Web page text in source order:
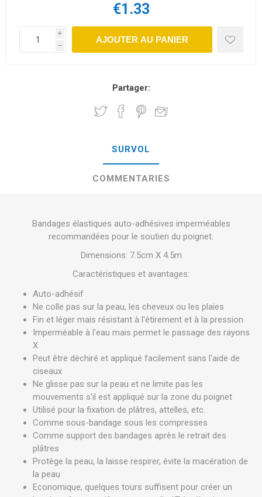
€1.33
i
h
AJOUTER AU PANIER
Partager:
SURVOL
COMMENTARIES
Bandages élastiques auto-adhésives imperméables
recommandées pour le soutien du poignet.
Dimensions: 7.5cm X 4.5m
Caractéristiques et avantages:
Auto-adhésif
Ne colle pas sur la peau, les cheveux ou les plaies
Fin et léger mais résistant à l'étirement et à la pression
Imperméable à l'eau mais permet le passage des rayons
X
Peut être déchiré et appliqué facilement sans l'aide de
ciseaux
Ne glisse pas sur la peau et ne limite pas les
mouvements s'il est appliqué sur la zone du poignet
Utilisé pour la fixation de plâtres, attelles, etc.
Comme sous-bandage sous les compresses
Comme support des bandages après le retrait des
plâtres
Protège la peau, la laisse respirer, évite la macération de
la peau
Economique, quelques tours suffisent pour créer un